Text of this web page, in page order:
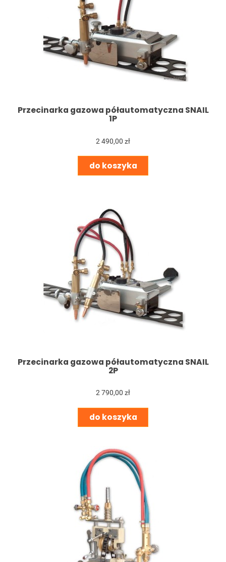
Przecinarka gazowa półautomatyczna SNAIL
1P
2 490,00 zł
do koszyka
Przecinarka gazowa półautomatyczna SNAIL
2P
2 790,00 zł
do koszyka